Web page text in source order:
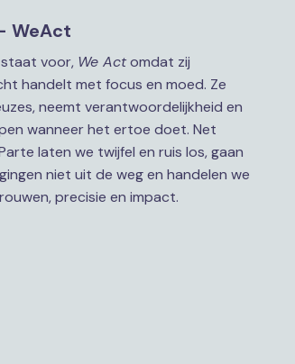
WeAct
voor, We Act omdat zij
handelt met focus en moed. Ze
neemt verantwoordelijkheid en
wanneer het ertoe doet. Net
laten we twijfel en ruis los, gaan
niet uit de weg en handelen we
precisie en impact.